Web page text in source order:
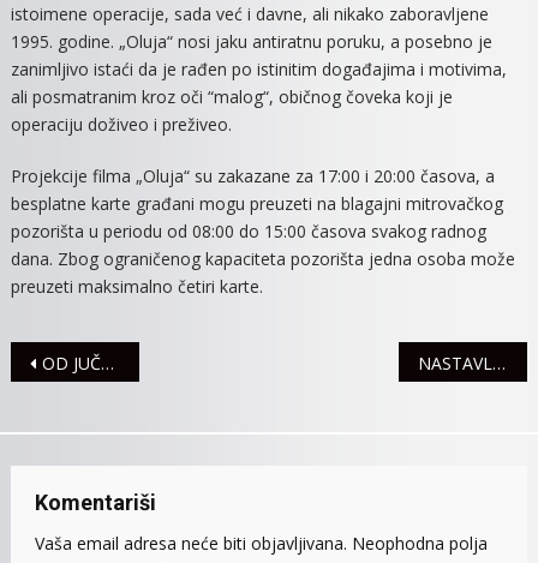
istoimene operacije, sada već i davne, ali nikako zaboravljene
1995. godine. „Oluja“ nosi jaku antiratnu poruku, a posebno je
zanimljivo istaći da je rađen po istinitim događajima i motivima,
ali posmatranim kroz oči “malog“, običnog čoveka koji je
operaciju doživeo i preživeo.
Projekcije filma „Oluja“ su zakazane za 17:00 i 20:00 časova, a
besplatne karte građani mogu preuzeti na blagajni mitrovačkog
pozorišta u periodu od 08:00 do 15:00 časova svakog radnog
dana. Zbog ograničenog kapaciteta pozorišta jedna osoba može
preuzeti maksimalno četiri karte.
Navigacija
OD JUČE U SREMU REGISTROVANE DVE SAOBRAĆAJNE NEZGODE NASTAVLJA SE PODELA ENERGETSKIH VAUČERA
Komentariši
Vaša email adresa neće biti objavljivana. Neophodna polja